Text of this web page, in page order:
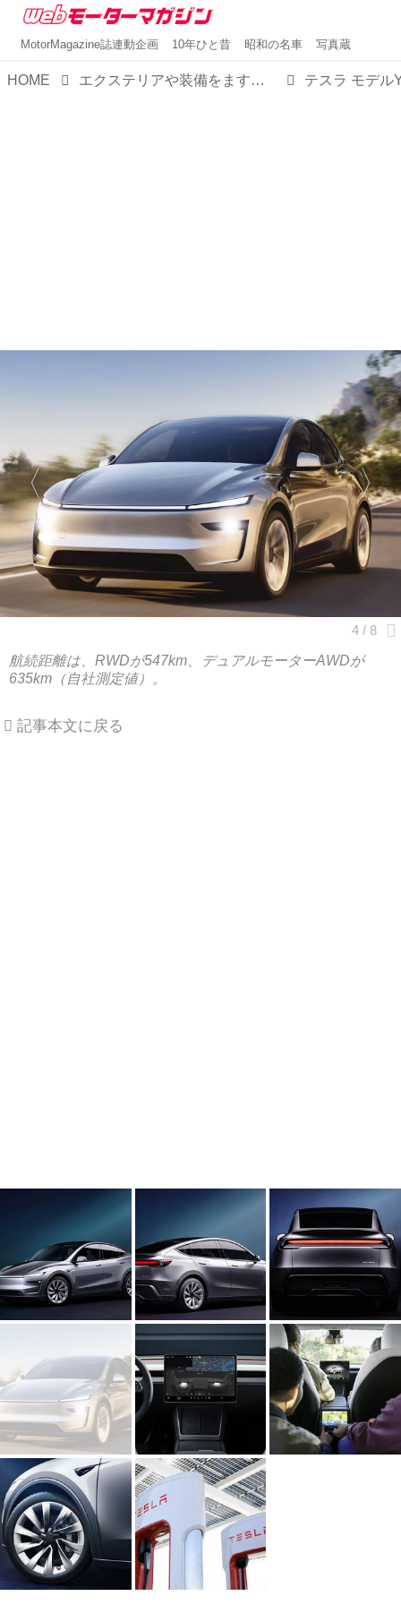
MotorMagazine誌連動企画 10年ひと昔 昭和の名車 写真蔵
HOME エクステリアや装備をますます先進的に変更。テスラがアップデートされた「モデルY」の受注を開始 テスラ モデル
航続距離は、RWDが547km、デュアルモーターAWDが
635km（自社測定値）。
記事本文に戻る